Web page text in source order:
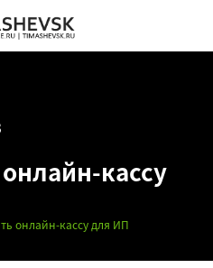
кассу
онлайн-кассу для ИП